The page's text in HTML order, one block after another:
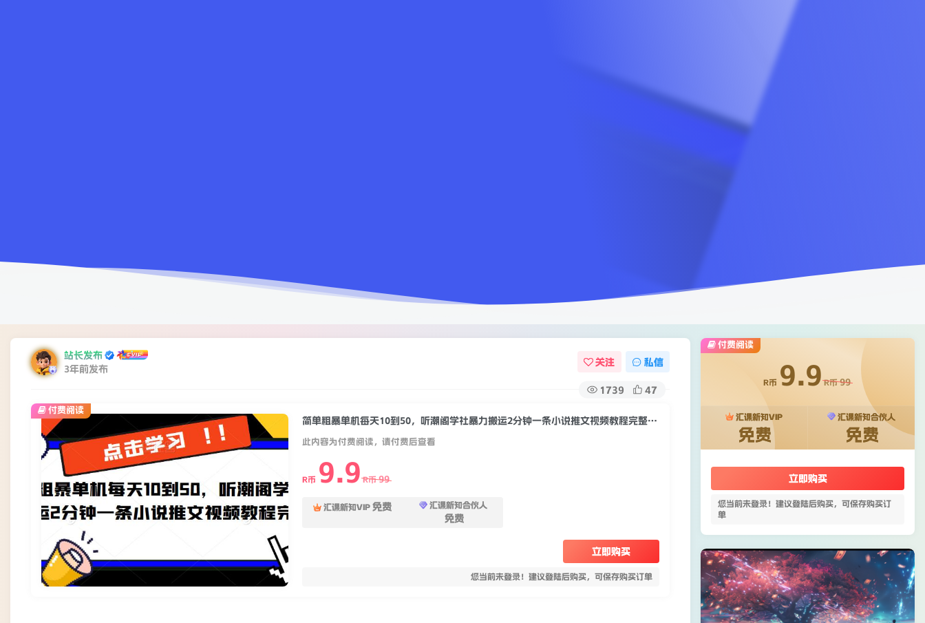
站长发布
3年前发布
关注 私信
1739 47
简单粗暴单机每天10到50，听潮阁学社暴力搬运2分钟一条小说推文视频教程完整版【揭秘】
此内容为付费阅读，请付费后查看
R币 9.9R币 99
汇课新知VIP 免费 汇课新知合伙人
免费
立即购买
您当前未登录！建议登陆后购买，可保存购买订单
付费阅读
付费阅读
R币 9.9 R币 99
汇课新知VIP
免费
汇课新知合伙人
免费
立即购买
您当前未登录！建议登陆后购买，可保存购买订
单